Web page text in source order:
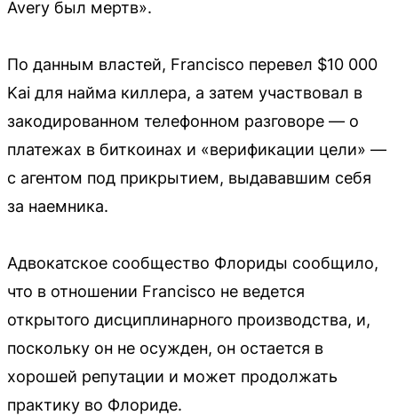
Avery был мертв».
По данным властей, Francisco перевел $10 000
Kai для найма киллера, а затем участвовал в
закодированном телефонном разговоре — о
платежах в биткоинах и «верификации цели» —
с агентом под прикрытием, выдававшим себя
за наемника.
Адвокатское сообщество Флориды сообщило,
что в отношении Francisco не ведется
открытого дисциплинарного производства, и,
поскольку он не осужден, он остается в
хорошей репутации и может продолжать
практику во Флориде.